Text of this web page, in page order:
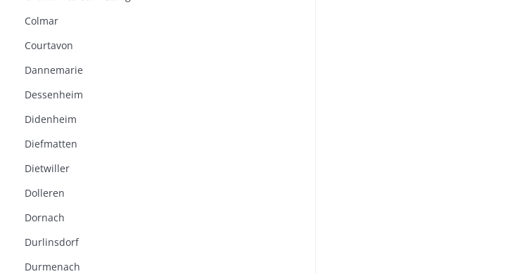
Colmar
Courtavon
Dannemarie
Dessenheim
Didenheim
Diefmatten
Dietwiller
Dolleren
Dornach
Durlinsdorf
Durmenach